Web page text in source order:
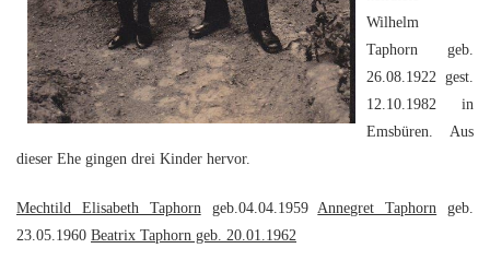
Wilhelm
Taphorn geb.
26.08.1922 gest.
12.10.1982 in
Emsbüren. Aus
dieser Ehe gingen drei Kinder hervor.
Mechtild Elisabeth Taphorn geb.04.04.1959 Annegret Taphorn geb.
23.05.1960 Beatrix Taphorn geb. 20.01.1962